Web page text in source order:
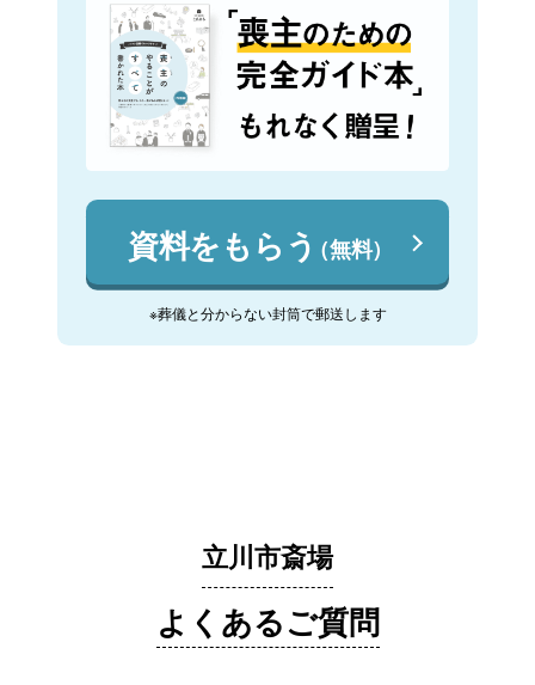
資料をもらう（無料）
※葬儀と分からない封筒で郵送します
立川市斎場
よくあるご質問